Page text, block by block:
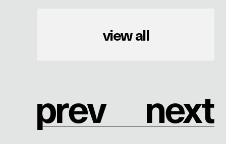
view all
prev next